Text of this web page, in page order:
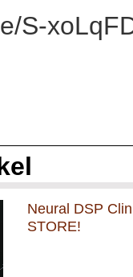
S-
Neural DSP
STORE!